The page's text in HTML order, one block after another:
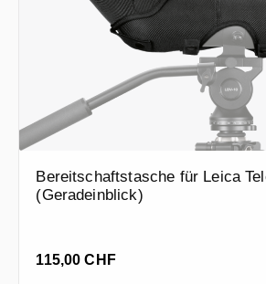
Bereitschaftstasche für Leica
(Geradeinblick)
Regulärer Preis:
115,00 CHF